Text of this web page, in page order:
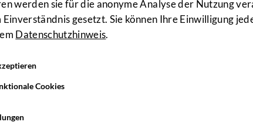
werden sie für die anonyme Analyse der Nutzung
Einverständnis gesetzt. Sie können Ihre Einwilligung
Datenschutzhinweis.
Cookies
unbeweglichem